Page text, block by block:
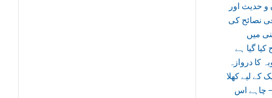
و حدیث اور
نصائح کی
میں
گیا ہے
کا دروازہ
کے لیے کھلا
چاہے اس